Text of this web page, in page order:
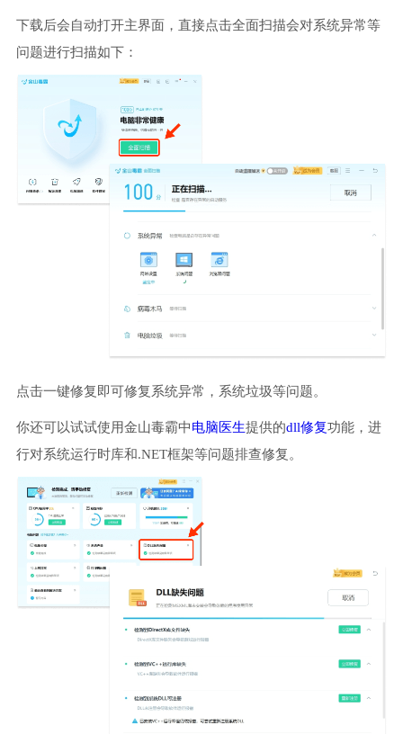
下载后会自动打开主界面，直接点击全面扫描会对系统异常等
问题进行扫描如下：
点击一键修复即可修复系统异常，系统垃圾等问题。
你还可以试试使用金山毒霸中电脑医生提供的dll修复功能，进
行对系统运行时库和.NET框架等问题排查修复。